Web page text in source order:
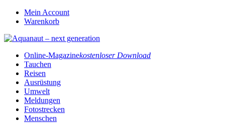
Mein Account
Warenkorb
Online-Magazinekostenloser Download
Tauchen
Reisen
Ausrüstung
Umwelt
Meldungen
Fotostrecken
Menschen